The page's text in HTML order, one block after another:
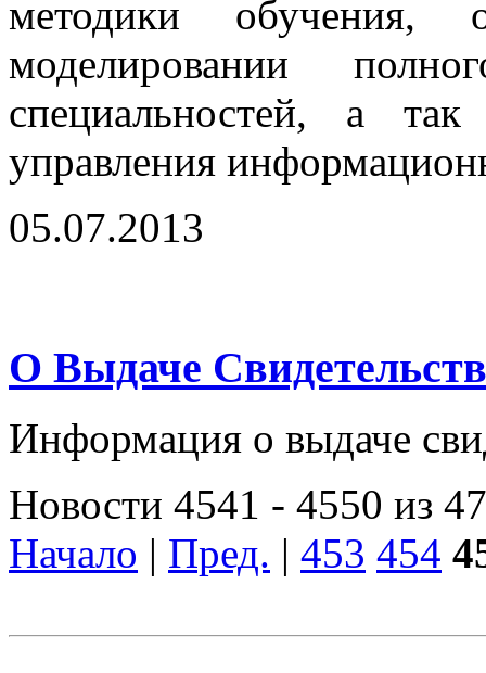
методики обучения,
моделировании
специальностей, а
управления
05.07.2013
О Выдаче
Информация о выдаче
Новости 4541 - 4550 из
Начало | Пред. | 453 454